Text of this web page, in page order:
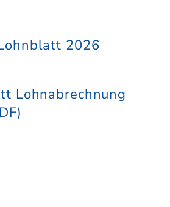
2026
Lohnabrechnung